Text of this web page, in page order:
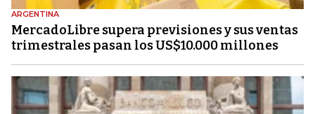
ARGENTINA
MercadoLibre supera previsiones y sus ventas
trimestrales pasan los US$10.000 millones